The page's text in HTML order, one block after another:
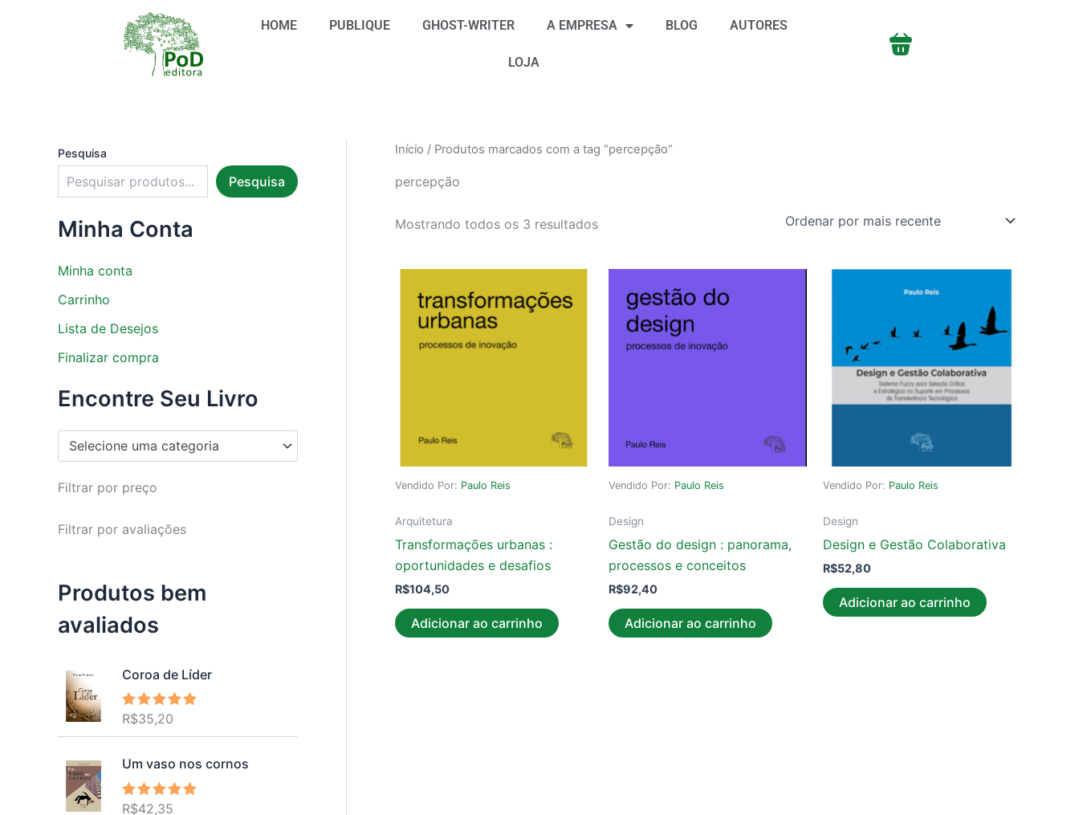
HOME PUBLIQUE GHOST-WRITER A EMPRESA BLOG AUTORES
LOJA
Pesquisa
Pesquisa
Minha Conta
Minha conta
Carrinho
Lista de Desejos
Finalizar compra
Encontre Seu Livro
Selecione uma categoria
Filtrar por preço
Filtrar por avaliações
Produtos bem
avaliados
Coroa de Líder
Avaliação
R$35,20
Um vaso nos cornos
Avaliação
R$42,35
u
m
c
g
o
r
a
Início / Produtos marcados com a tag “percepção”
percepção
Mostrando todos os 3 resultados
por
mais
Vendido Por: Paulo Reis
Arquitetura
Transformações urbanas :
oportunidades e desafios
R$104,50
Adicionar ao carrinho
Vendido Por: Paulo Reis
Design
Gestão do design : panorama,
processos e conceitos
R$92,40
Adicionar ao carrinho
Vendido Por: Paulo Reis
Design
Design e Gestão Colaborativa
R$52,80
Adicionar ao carrinho